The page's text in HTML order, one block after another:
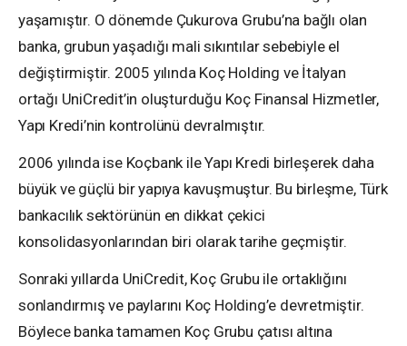
yaşamıştır. O dönemde Çukurova Grubu’na bağlı olan
banka, grubun yaşadığı mali sıkıntılar sebebiyle el
değiştirmiştir. 2005 yılında Koç Holding ve İtalyan
ortağı UniCredit’in oluşturduğu Koç Finansal Hizmetler,
Yapı Kredi’nin kontrolünü devralmıştır.
2006 yılında ise Koçbank ile Yapı Kredi birleşerek daha
büyük ve güçlü bir yapıya kavuşmuştur. Bu birleşme, Türk
bankacılık sektörünün en dikkat çekici
konsolidasyonlarından biri olarak tarihe geçmiştir.
Sonraki yıllarda UniCredit, Koç Grubu ile ortaklığını
sonlandırmış ve paylarını Koç Holding’e devretmiştir.
Böylece banka tamamen Koç Grubu çatısı altına